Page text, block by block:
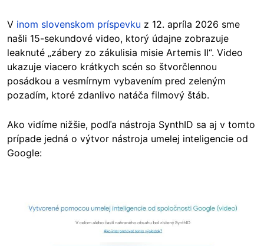
V inom slovenskom príspevku z 12. apríla 2026 sme
našli 15-sekundové video, ktorý údajne zobrazuje
leaknuté „zábery zo zákulisia misie Artemis II“. Video
ukazuje viacero krátkych scén so štvorčlennou
posádkou a vesmírnym vybavením pred zeleným
pozadím, ktoré zdanlivo natáča filmový štáb.
Ako vidíme nižšie, podľa nástroja SynthID sa aj v tomto
prípade jedná o výtvor nástroja umelej inteligencie od
Google: